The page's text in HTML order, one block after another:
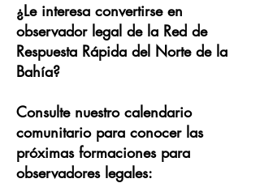
¿Le interesa convertirse en
observador legal de la Red de
Respuesta Rápida del Norte de la
Bahía? ​
​Consulte nuestro calendario
comunitario para conocer las
próximas formaciones para
observadores legales: